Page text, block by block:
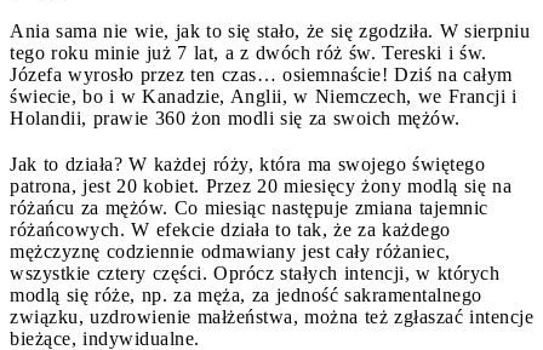
Ania sama nie wie, jak to się stało, że się zgodziła. W sierpniu
tego roku minie już 7 lat, a z dwóch róż św. Tereski i św.
Józefa wyrosło przez ten czas… osiemnaście! Dziś na całym
świecie, bo i w Kanadzie, Anglii, w Niemczech, we Francji i
Holandii, prawie 360 żon modli się za swoich mężów.
Jak to działa? W każdej róży, która ma swojego świętego
patrona, jest 20 kobiet. Przez 20 miesięcy żony modlą się na
różańcu za mężów. Co miesiąc następuje zmiana tajemnic
różańcowych. W efekcie działa to tak, że za każdego
mężczyznę codziennie odmawiany jest cały różaniec,
wszystkie cztery części. Oprócz stałych intencji, w których
modlą się róże, np. za męża, za jedność sakramentalnego
związku, uzdrowienie małżeństwa, można też zgłaszać intencje
bieżące, indywidualne.